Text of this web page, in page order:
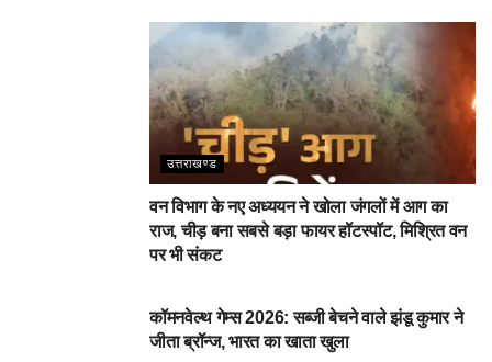
उत्तराखण्ड
वन विभाग के नए अध्ययन ने खोला जंगलों में आग का
राज, चीड़ बना सबसे बड़ा फायर हॉटस्पॉट, मिश्रित वन
पर भी संकट
कॉमनवेल्थ गेम्स 2026: सब्जी बेचने वाले झंडू कुमार ने
जीता ब्रॉन्ज, भारत का खाता खुला